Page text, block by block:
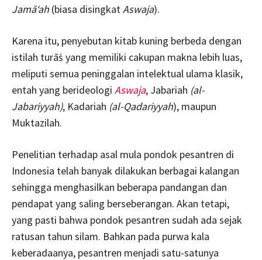
Jamā‘ah (biasa disingkatAswaja).
Karena itu, penyebutan kitab kuning berbeda dengan
istilah turāṡ yang memiliki cakupan makna lebih luas,
meliputi semua peninggalan intelektual ulama klasik,
entah yang berideologi Aswaja, Jabariah (al-
Jabariyyah), Kadariah (al-Qadariyyah), maupun
Muktazilah.
Penelitian terhadap asal mula pondok pesantren di
Indonesia telah banyak dilakukan berbagai kalangan
sehingga menghasilkan beberapa pandangan dan
pendapat yang saling berseberangan. Akan tetapi,
yang pasti bahwa pondok pesantren sudah ada sejak
ratusan tahun silam. Bahkan pada purwa kala
keberadaanya, pesantren menjadi satu-satunya